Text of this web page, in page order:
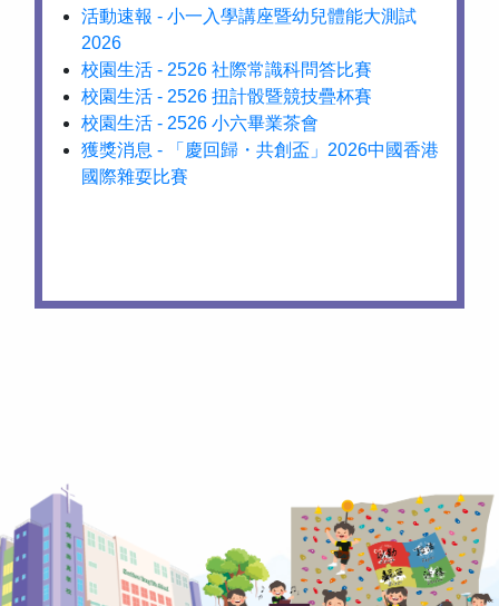
活動速報 - 小一入學講座暨幼兒體能大測試
2026
校園生活 - 2526 社際常識科問答比賽
校園生活 - 2526 扭計骰暨競技疊杯賽
校園生活 - 2526 小六畢業茶會
獲獎消息 - 「慶回歸・共創盃」2026中國香港
國際雜耍比賽